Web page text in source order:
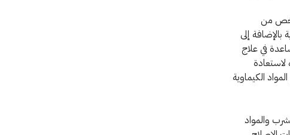
الدولية أكثر من 900 ألف شخص من
إلى
من 50 منشأة صحية للمساعدة في علاج
لاستعادة
ملايين شخص، بتقديم المواد الكيماوية
والمواد